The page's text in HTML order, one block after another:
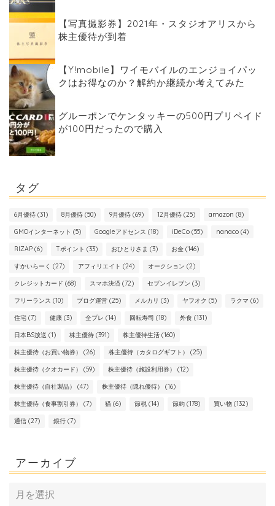
【写真撮影券】2021年・スタジオアリスから
株主優待が到着
【Y!mobile】ワイモバイルのエンジョイパッ
クはお得なのか？解約か継続か考えてみた
グルーポンでケンタッキーの500円プリペイド
が100円だったので購入
タグ
6月優待 (31) 8月優待 (50) 9月優待 (69) 12月優待 (25) amazon (8)
GMOインターネット (5) Googleアドセンス (18) iDeCo (55) nanaco (4)
RIZAP (6) Tポイント (33) おひとりさま (3) お金 (146)
すかいらーく (27) アフィリエイト (24) オークション (2)
クレジットカード (68) スマホ決済 (72) セブンイレブン (3)
フリーランス (10) ブログ運営 (25) メルカリ (3) ヤフオク (5) ラクマ (6)
住宅 (7) 健康 (3) 全プレ (14) 回転寿司 (18) 外食 (131)
日本BS放送 (1) 株主優待 (391) 株主優待生活 (160)
株主優待（お買い物券） (26) 株主優待（カタログギフト） (25)
株主優待（クオカード） (59) 株主優待（施設利用券） (12)
株主優待（自社製品） (47) 株主優待（隠れ優待） (16)
株主優待（食事割引券） (7) 猫 (6) 節税 (14) 節約 (178) 買い物 (132)
通信 (27) 銀行 (7)
アーカイブ